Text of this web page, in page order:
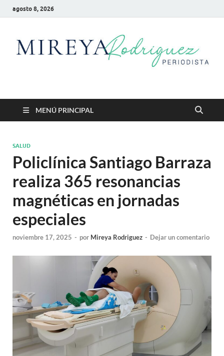
agosto 8, 2026
Mireya Rodriguez
MENÚ PRINCIPAL
SALUD
Policlínica Santiago Barraza
realiza 365 resonancias
magnéticas en jornadas
especiales
noviembre 17, 2025 - por Mireya Rodriguez - Dejar un comentario